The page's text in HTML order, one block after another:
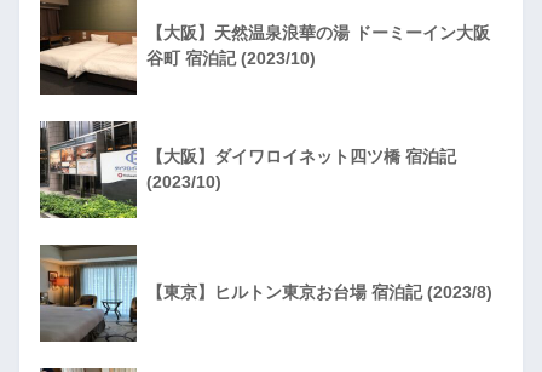
【大阪】天然温泉浪華の湯 ドーミーイン大阪
谷町 宿泊記 (2023/10)
【大阪】ダイワロイネット四ツ橋 宿泊記
(2023/10)
【東京】ヒルトン東京お台場 宿泊記 (2023/8)